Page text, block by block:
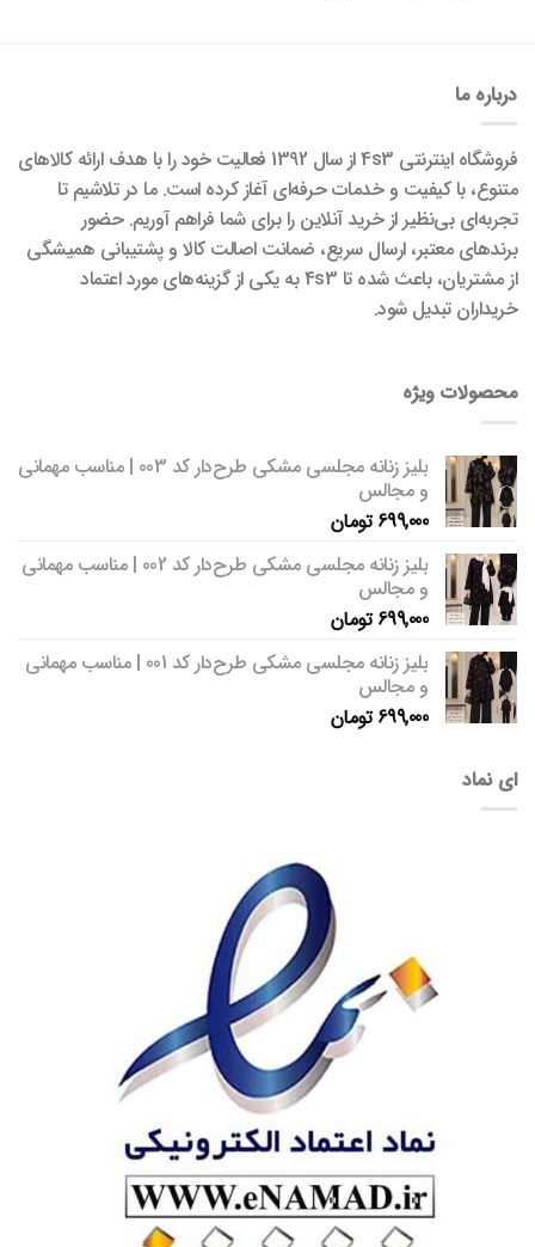
درباره ما
فروشگاه اینترنتی 4s3 از سال 1392 فعالیت خود را با هدف ارائه کالاهای
متنوع، با کیفیت و خدمات حرفه‌ای آغاز کرده است. ما در تلاشیم تا
تجربه‌ای بی‌نظیر از خرید آنلاین را برای شما فراهم آوریم. حضور
برندهای معتبر، ارسال سریع، ضمانت اصالت کالا و پشتیبانی همیشگی
از مشتریان، باعث شده تا 4s3 به یکی از گزینه‌های مورد اعتماد
خریداران تبدیل شود.
محصولات ویژه
بلیز زنانه مجلسی مشکی طرح‌دار کد 003 | مناسب مهمانی
و مجالس
699,000 تومان
بلیز زنانه مجلسی مشکی طرح‌دار کد 002 | مناسب مهمانی
و مجالس
699,000 تومان
بلیز زنانه مجلسی مشکی طرح‌دار کد 001 | مناسب مهمانی
و مجالس
699,000 تومان
ای نماد